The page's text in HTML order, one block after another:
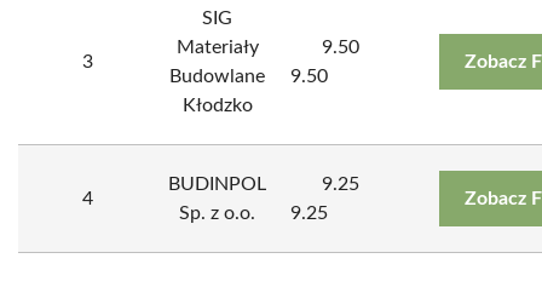
3
SIG
Materiały
Budowlane
Kłodzko
9.50
9.50
Zobacz
4
BUDINPOL
Sp. z o.o.
9.25
9.25
Zobacz